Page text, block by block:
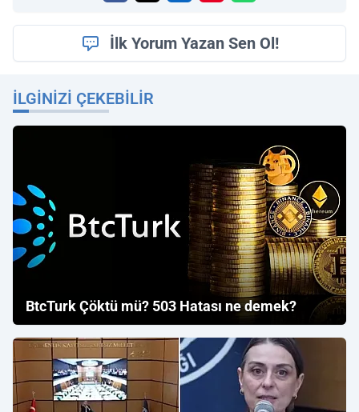
İlk Yorum Yazan Sen Ol!
İLGINIZI ÇEKEBILIR
BtcTurk Çöktü mü? 503 Hatası ne demek?